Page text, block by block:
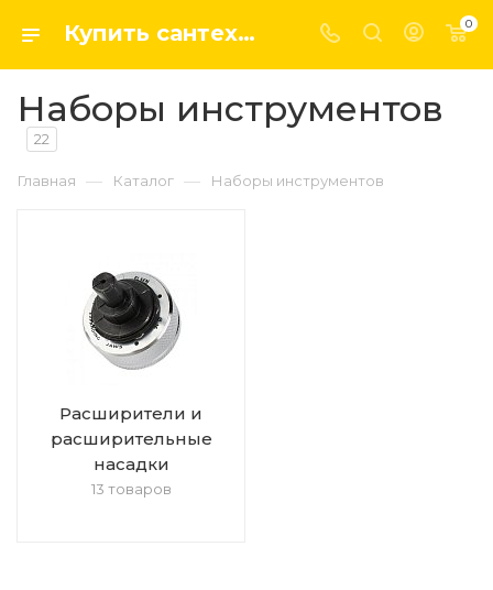
Купить сантехнику, системы отопление и водоснабжения оптом и в розницу в интернет-магазине elsen-opt.ru 0
Наборы инструментов
22
Главная — Каталог — Наборы инструментов
Расширители и
расширительные
насадки
13 товаров